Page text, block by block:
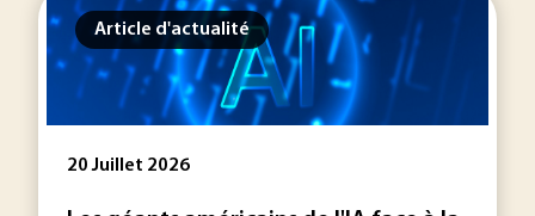
Article d'actualité
20 Juillet 2026